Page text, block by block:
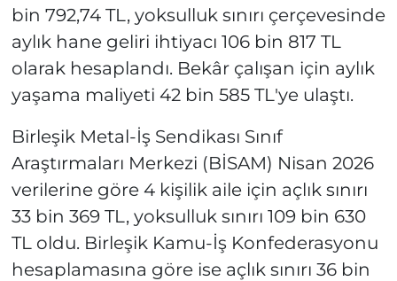
bin 792,74 TL, yoksulluk sınırı çerçevesinde
aylık hane geliri ihtiyacı 106 bin 817 TL
olarak hesaplandı. Bekâr çalışan için aylık
yaşama maliyeti 42 bin 585 TL'ye ulaştı.
Birleşik Metal-İş Sendikası Sınıf
Araştırmaları Merkezi (BİSAM) Nisan 2026
verilerine göre 4 kişilik aile için açlık sınırı
33 bin 369 TL, yoksulluk sınırı 109 bin 630
TL oldu. Birleşik Kamu-İş Konfederasyonu
hesaplamasına göre ise açlık sınırı 36 bin